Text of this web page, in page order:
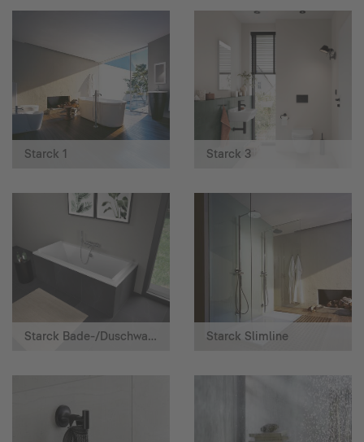
Starck 1 Starck 3
Starck Bade-/Duschwannen Starck Slimline